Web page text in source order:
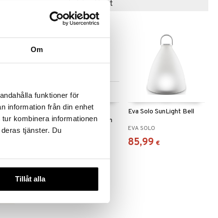
Om
funktioner för
information från din enhet
kombinera informationen
tjänster. Du
Tillåt alla
Suositut tuotteet
vaihtoehtona
Eva Solo Radiant LED-
ladattava lamppu 25cm
EVA SOLO
Eva Solo SunLight Bell
EVA SOLO
85,99 €